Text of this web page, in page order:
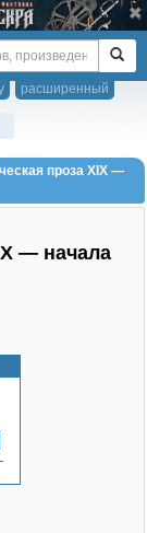
расширенный
проза XIX —
— начала